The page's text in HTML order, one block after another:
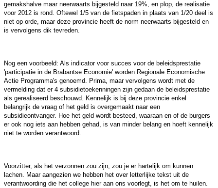
gemakshalve maar neerwaarts bijgesteld naar 19%, en plop, de realisatie
voor 2012 is rond. Oftewel 1/5 van de fietspaden in plaats van 1/20 deel is
niet op orde, maar deze provincie heeft de norm neerwaarts bijgesteld en
is vervolgens dik tevreden.
Nog een voorbeeld: Als indicator voor succes voor de beleidsprestatie
'participatie in de Brabantse Economie' worden Regionale Economische
Actie Programma's genoemd. Prima, maar vervolgens wordt met de
vermelding dat er 4 subsidietoekenningen zijn gedaan de beleidsprestatie
als gerealiseerd beschouwd. Kennelijk is bij deze provincie enkel
belangrijk de vraag of het geld is overgemaakt naar een
subsidieontvanger. Hoe het geld wordt besteed, waaraan en of de burgers
er ook nog iets aan hebben gehad, is van minder belang en hoeft kennelijk
niet te worden verantwoord.
Voorzitter, als het verzonnen zou zijn, zou je er hartelijk om kunnen
lachen. Maar aangezien we hebben het over letterlijke tekst uit de
verantwoording die het college hier aan ons voorlegt, is het om te huilen.